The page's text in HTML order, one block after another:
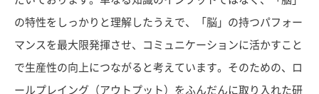
の特性をしっかりと理解したうえで、「脳」の持つパフォー
マンスを最大限発揮させ、コミュニケーションに活かすこと
で生産性の向上につながると考えています。そのための、ロ
ールプレイング（アウトプット）をふんだんに取り入れた研